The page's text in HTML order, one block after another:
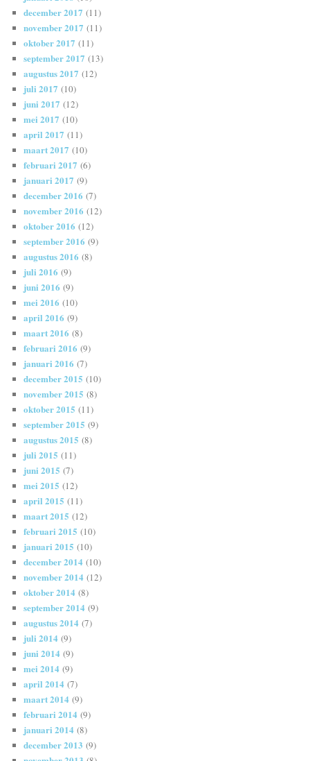
december 2017 (11)
november 2017 (11)
oktober 2017 (11)
september 2017 (13)
augustus 2017 (12)
juli 2017 (10)
juni 2017 (12)
mei 2017 (10)
april 2017 (11)
maart 2017 (10)
februari 2017 (6)
januari 2017 (9)
december 2016 (7)
november 2016 (12)
oktober 2016 (12)
september 2016 (9)
augustus 2016 (8)
juli 2016 (9)
juni 2016 (9)
mei 2016 (10)
april 2016 (9)
maart 2016 (8)
februari 2016 (9)
januari 2016 (7)
december 2015 (10)
november 2015 (8)
oktober 2015 (11)
september 2015 (9)
augustus 2015 (8)
juli 2015 (11)
juni 2015 (7)
mei 2015 (12)
april 2015 (11)
maart 2015 (12)
februari 2015 (10)
januari 2015 (10)
december 2014 (10)
november 2014 (12)
oktober 2014 (8)
september 2014 (9)
augustus 2014 (7)
juli 2014 (9)
juni 2014 (9)
mei 2014 (9)
april 2014 (7)
maart 2014 (9)
februari 2014 (9)
januari 2014 (8)
december 2013 (9)